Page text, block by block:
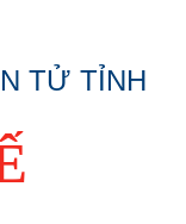
TỬ TỈNH